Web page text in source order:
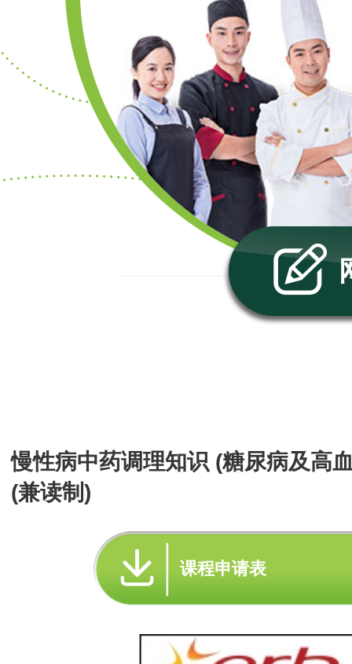
慢性病中药调理知识 (糖尿病及高
(兼读制)
课程申请表